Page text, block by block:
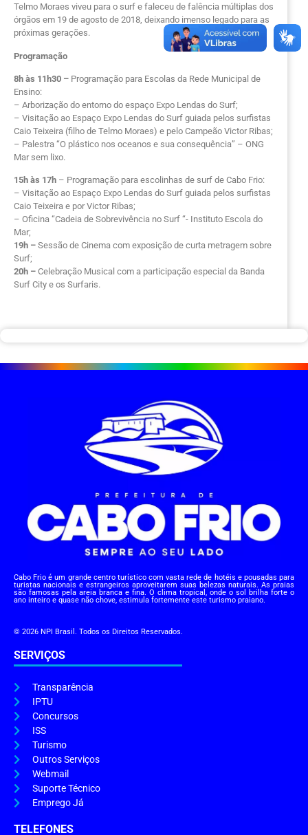
Telmo Moraes viveu para o surf e faleceu de falência múltiplas dos
órgãos em 19 de agosto de 2018, deixando imenso legado para as
próximas gerações.
Programação
8h às 11h30 – Programação para Escolas da Rede Municipal de
Ensino:
– Arborização do entorno do espaço Expo Lendas do Surf;
– Visitação ao Espaço Expo Lendas do Surf guiada pelos surfistas
Caio Teixeira (filho de Telmo Moraes) e pelo Campeão Victor Ribas;
– Palestra “O plástico nos oceanos e sua consequência” – ONG
Mar sem lixo.
15h às 17h – Programação para escolinhas de surf de Cabo Frio:
– Visitação ao Espaço Expo Lendas do Surf guiada pelos surfistas
Caio Teixeira e por Victor Ribas;
– Oficina “Cadeia de Sobrevivência no Surf “- Instituto Escola do
Mar;
19h – Sessão de Cinema com exposição de curta metragem sobre
Surf;
20h – Celebração Musical com a participação especial da Banda
Surf City e os Surfaris.
Cabo Frio é um grande centro turístico com vasta rede de hotéis e pousadas para
turistas nacionais e estrangeiros aproveitarem suas belezas naturais. As praias
são famosas pela areia branca e fina. O clima tropical, onde o sol brilha forte o
ano inteiro e quase não chove, estimula fortemente este turismo praiano.
© 2026 NPI Brasil. Todos os Direitos Reservados.
SERVIÇOS
Transparência
IPTU
Concursos
ISS
Turismo
Outros Serviços
Webmail
Suporte Técnico
Emprego Já
TELEFONES